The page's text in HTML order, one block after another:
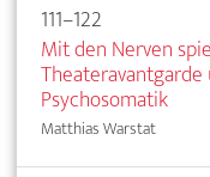
111–122
Mit den Nerven
Theateravantgarde
Psychosomatik
Matthias Warstat